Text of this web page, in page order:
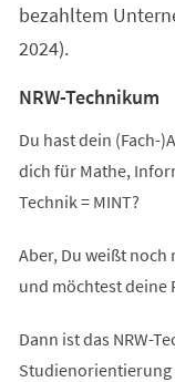
bezahltem
2024).
NRW-Technikum
Du hast dein (Fach-
dich für Mathe,
Technik = MINT?
Aber, Du weißt noch
und möchtest deine
Dann ist das NRW-
Studienorientierung